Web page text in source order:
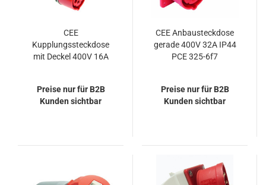
CEE
Kupplungssteckdose
mit Deckel 400V 16A
Preise nur für B2B
Kunden sichtbar
CEE Anbausteckdose
gerade 400V 32A IP44
PCE 325-6f7
Preise nur für B2B
Kunden sichtbar